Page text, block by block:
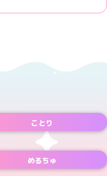
ことり
めるちゅ